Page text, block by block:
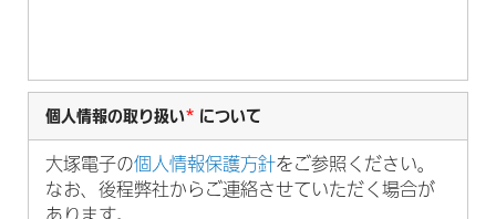
個人情報の取り扱い* について
大塚電子の個人情報保護方針をご参照ください。
なお、後程弊社からご連絡させていただく場合が